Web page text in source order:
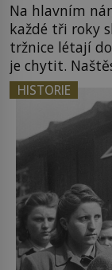
Na hlavním
každé tři roky
tržnice létají
je chytit.
jenom o
Tato veselá
HISTORIE